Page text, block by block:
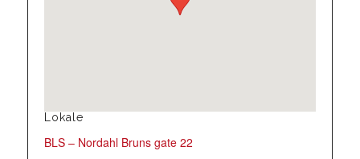
Lokale
BLS – Nordahl Bruns gate 22